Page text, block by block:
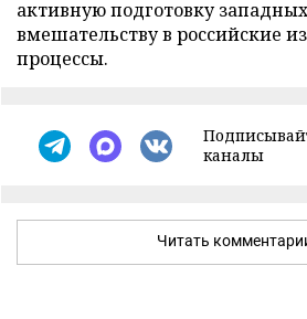
активную подготовку
вмешательству в российские
процессы.
каналы
Читать